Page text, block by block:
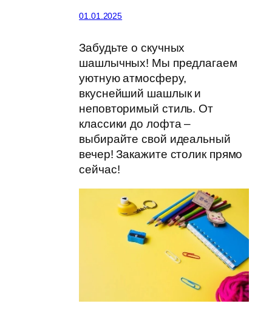
01.01.2025
Забудьте о скучных
шашлычных! Мы предлагаем
уютную атмосферу,
вкуснейший шашлык и
неповторимый стиль. От
классики до лофта –
выбирайте свой идеальный
вечер! Закажите столик прямо
сейчас!